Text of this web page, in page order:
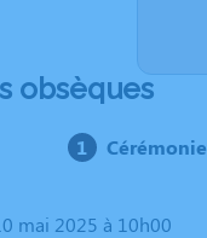
obsèques
Cérémonie
mai 2025 à 10h00